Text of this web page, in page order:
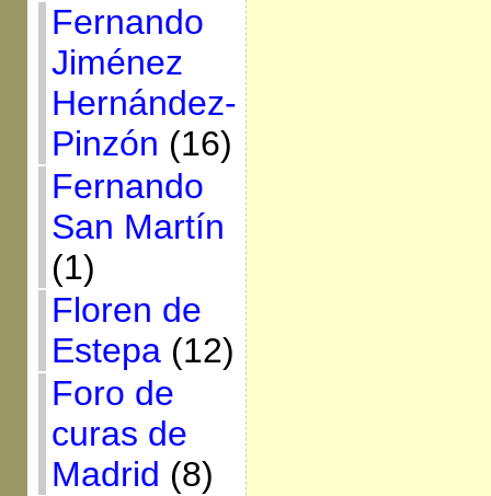
Fernando
Jiménez
Hernández-
Pinzón (16)
Fernando
San Martín
(1)
Floren de
Estepa(12)
Foro de
curas de
Madrid (8)